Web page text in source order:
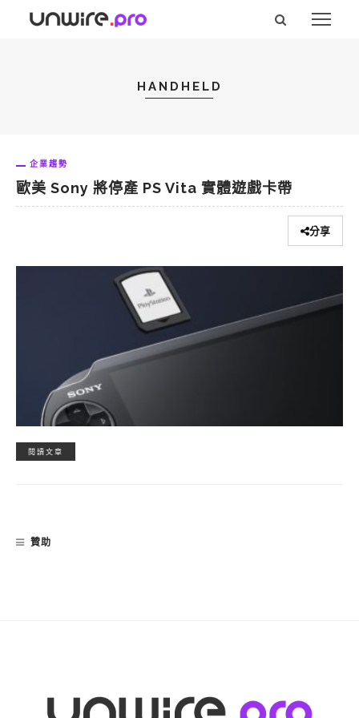
HANDHELD
企業趨勢
歐美 Sony 將停產 PS Vita 實體遊戲卡帶
分享
閱讀文章
贊助